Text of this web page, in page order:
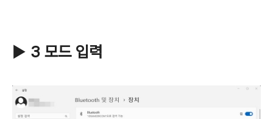
▶ 3 모드 입력